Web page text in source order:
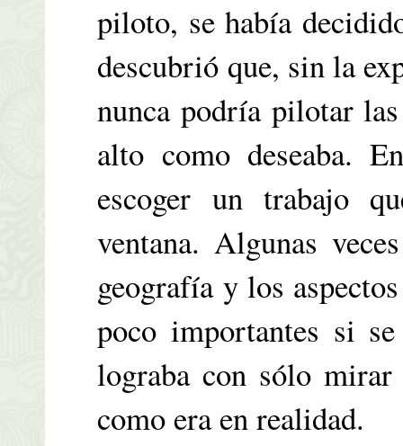
piloto, se había
descubrió que, sin la
nunca podría pilotar
alto como deseaba.
escoger un trabajo
ventana. Algunas
geografía y los
poco importantes si
lograba con sólo
como era en realidad.